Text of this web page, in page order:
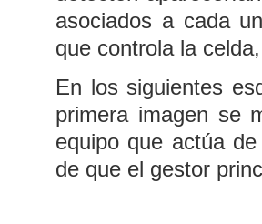
asociados a cada
que controla la
En los siguientes
primera imagen se
equipo que actúa
de que el gestor